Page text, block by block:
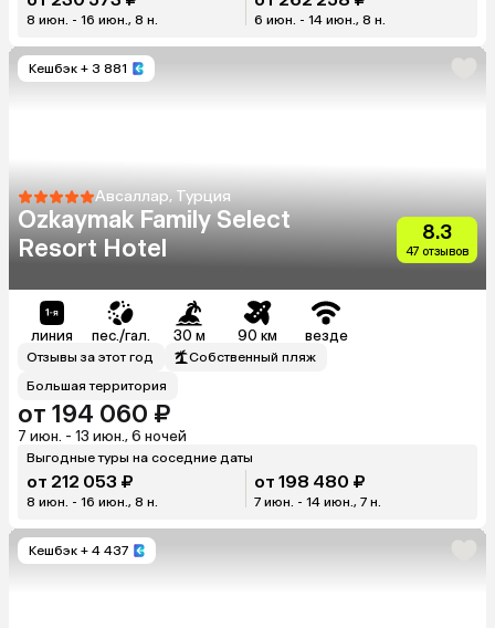
8 июн. - 16 июн., 8 н. 6 июн. - 14 июн., 8 н.
Кешбэк + 3 881
Авсаллар, Турция
Ozkaymak Family Select
Resort Hotel
8.3
47 отзывов
линия пес./гал. 30 м 90 км везде
Отзывы за этот год
Собственный пляж
Большая территория
от 194 060 ₽
7 июн. - 13 июн., 6 ночей
Выгодные туры на соседние даты
от 212 053 ₽
8 июн. - 16 июн., 8 н.
от 198 480 ₽
7 июн. - 14 июн., 7 н.
Кешбэк + 4 437